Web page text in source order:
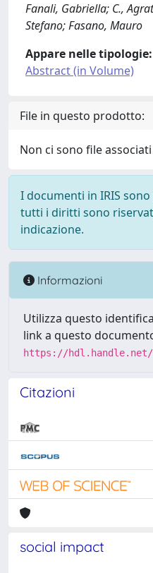
Fanali, Gabriella; C.,
Stefano; Fasano, Mauro
Appare nelle tipologie:
Abstract (in Volume)
File in questo prodotto:
Non ci sono file
I documenti in IRIS
tutti i diritti sono
indicazione.
Informazioni
Utilizza questo
link a questo
https://hdl.handle.net/
Citazioni
social impact